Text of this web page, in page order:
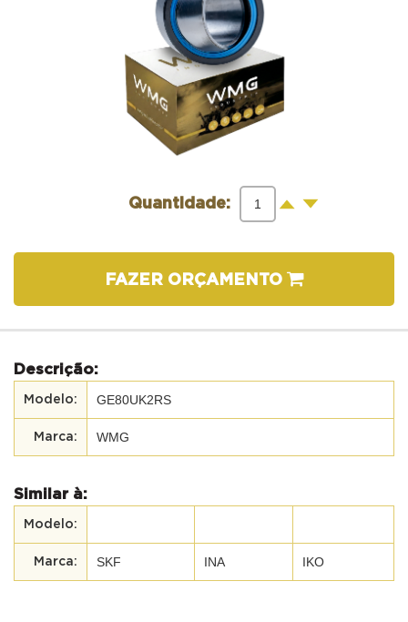
Quantidade: + -
FAZER ORÇAMENTO
Descrição:
GE80UK2RS
WMG
Similar à:
SKF INA IKO